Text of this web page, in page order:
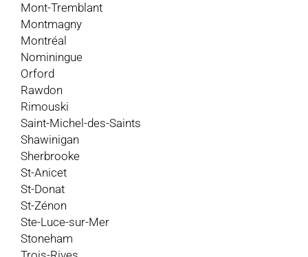
Mont-Tremblant
Montmagny
Montréal
Nominingue
Orford
Rawdon
Rimouski
Saint-Michel-des-Saints
Shawinigan
Sherbrooke
St-Anicet
St-Donat
St-Zénon
Ste-Luce-sur-Mer
Stoneham